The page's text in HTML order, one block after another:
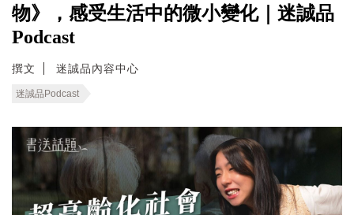
物》，感受生活中的微小變化｜迷誠品
Podcast
撰文 迷誠品內容中心
迷誠品Podcast